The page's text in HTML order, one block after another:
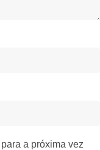
a próxima vez